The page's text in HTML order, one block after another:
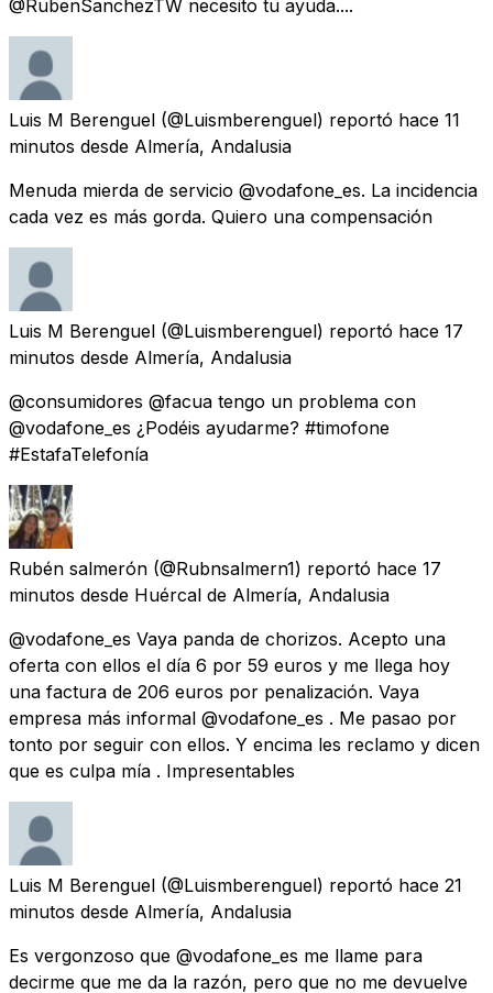
@RubenSanchezTW necesito tu ayuda....
Luis M Berenguel (@Luismberenguel) reportó hace 11
minutos desde Almería, Andalusia
Menuda mierda de servicio @vodafone_es. La incidencia
cada vez es más gorda. Quiero una compensación
Luis M Berenguel (@Luismberenguel) reportó hace 17
minutos desde Almería, Andalusia
@consumidores @facua tengo un problema con
@vodafone_es ¿Podéis ayudarme? #timofone
#EstafaTelefonía
Rubén salmerón (@Rubnsalmern1) reportó hace 17
minutos desde Huércal de Almería, Andalusia
@vodafone_es Vaya panda de chorizos. Acepto una
oferta con ellos el día 6 por 59 euros y me llega hoy
una factura de 206 euros por penalización. Vaya
empresa más informal @vodafone_es . Me pasao por
tonto por seguir con ellos. Y encima les reclamo y dicen
que es culpa mía . Impresentables
Luis M Berenguel (@Luismberenguel) reportó hace 21
minutos desde Almería, Andalusia
Es vergonzoso que @vodafone_es me llame para
decirme que me da la razón, pero que no me devuelve